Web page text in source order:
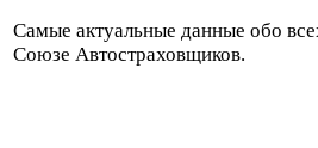
Самые актуальные данные обо
Союзе Автостраховщиков.